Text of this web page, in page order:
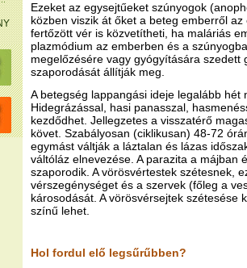
Ezeket az egysejtűeket szúnyogok
közben viszik át őket a beteg emberről
fertőzött vér is közvetítheti, ha maláriás
plazmódium az emberben és a
megelőzésére vagy gyógyítására szedett
szaporodását állítják meg.
A betegség lappangási ideje legalább hét
Hidegrázással, hasi panasszal,
kezdődhet. Jellegzetes a visszatérő
követ. Szabályosan (ciklikusan) 48-72
egymást váltják a láztalan és lázas
váltóláz elnevezése. A parazita a májban
szaporodik. A vörösvértestek szétesnek,
vérszegénységet és a szervek (főleg a
károsodását. A vörösvérsejtek szétesése
színű lehet.
Hol fordul elő legsűrűbben?